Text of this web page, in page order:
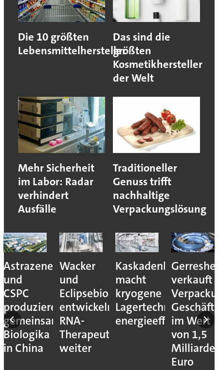
Die 10 größten
Lebensmittelhersteller
Das sind die
größten
Kosmetikhersteller
der Welt
Mehr Sicherheit
im Labor: Radar
verhindert
Ausfälle
Traditioneller
Genuss trifft
nachhaltige
Verpackungslösung
Astrazeneca
und
CSPC
produzieren
gemeinsam
Biologika
in China
Wacker
und
Eclipsebio
entwickeln
RNA-
Therapeutika
weiter
Kaskadenkonzept
macht
kryogene
Lagertechnik
energieeffizienter
verkauft
im Wert
von 1,5
Euro